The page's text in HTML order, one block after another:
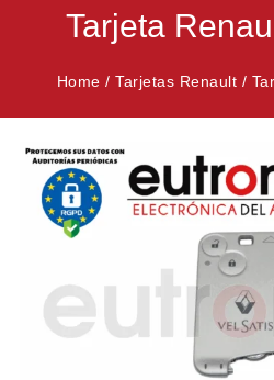
Tarjeta
Home /Tarjetas Renault /